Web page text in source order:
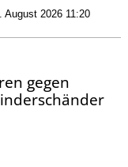
2026 11:20
gegen